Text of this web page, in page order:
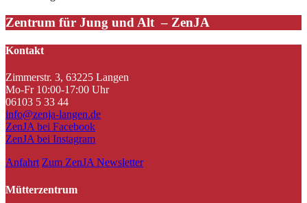
Zentrum für Jung und Alt – ZenJA
Kontakt
Zimmerstr. 3, 63225 Langen
Mo-Fr 10:00-17:00 Uhr
06103 5 33 44
info@zenja-langen.de
ZenJA bei Facebook
ZenJA bei Instagram
Anfahrt Zum ZenJA Newsletter
Mütterzentrum